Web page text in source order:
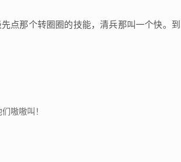
点那个转圈圈的技能，清兵那叫一个快。到
嗷嗷叫！